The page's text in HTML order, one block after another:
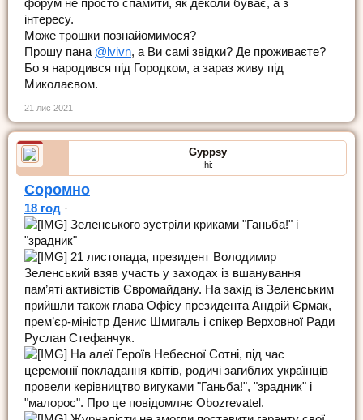
форум не просто спамити, як деколи буває, а з
інтересу.
Може трошки познайомимося?
Прошу пана @lvivn, а Ви самі звідки? Де проживаєте?
Бо я народився під Городком, а зараз живу під
Миколаєвом.
21 лис 2021
Gyppsy
:hi:
Соромно
18 год ·
Зеленського зустріли криками "Ганьба!" і
"зрадник"
21 листопада, президент Володимир
Зеленський взяв участь у заходах із вшанування
пам’яті активістів Євромайдану. На захід із Зеленським
прийшли також глава Офісу президента Андрій Єрмак,
прем’єр-міністр Денис Шмигаль і спікер Верховної Ради
Руслан Стефанчук.
На алеї Героїв Небесної Сотні, під час
церемонії покладання квітів, родичі загиблих українців
провели керівництво вигуками "Ганьба!", "зрадник" і
"малорос". Про це повідомляє Obozrevatel.